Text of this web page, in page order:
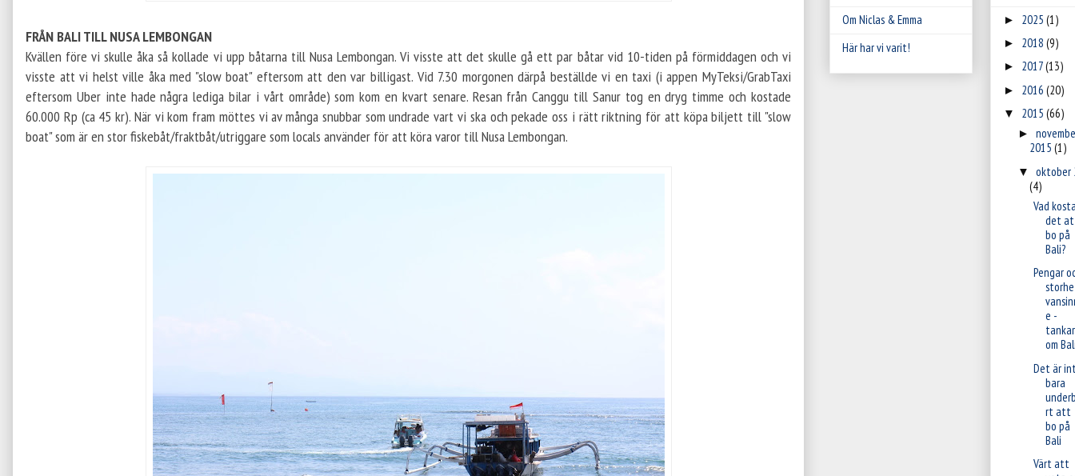
FRÅN BALI TILL NUSA LEMBONGAN
Kvällen före vi skulle åka så kollade vi upp båtarna till Nusa Lembongan. Vi visste att det skulle gå ett par båtar vid 10-tiden på förmiddagen och vi
visste att vi helst ville åka med "slow boat" eftersom att den var billigast. Vid 7.30 morgonen därpå beställde vi en taxi (i appen MyTeksi/GrabTaxi
eftersom Uber inte hade några lediga bilar i vårt område) som kom en kvart senare. Resan från Canggu till Sanur tog en dryg timme och kostade
60.000 Rp (ca 45 kr). När vi kom fram möttes vi av många snubbar som undrade vart vi ska och pekade oss i rätt riktning för att köpa biljett till "slow
boat" som är en stor fiskebåt/fraktbåt/utriggare som locals använder för att köra varor till Nusa Lembongan.
Om Niclas & Emma
Här har vi varit!
► 2025 (1)
► 2018 (9)
► 2017(13)
► 2016 (20)
▼ 2015 (66)
►
2015 (1)
▼ oktober
(4)
Vad
det
bo på
Bali?
Pengar
e -
tankar
om
Det är
bara
rt att
bo på
Bali
Värt att